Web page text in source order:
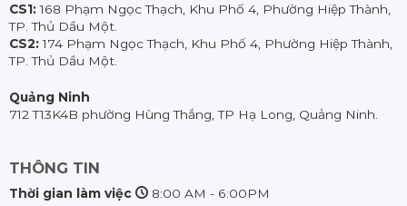
CS1:168 Phạm Ngọc Thạch, Khu Phố 4, Phường Hiệp Thành,
TP. Thủ Dầu Một.
CS2:174 Phạm Ngọc Thạch, Khu Phố 4, Phường Hiệp Thành,
TP. Thủ Dầu Một.
Quảng Ninh
712 T13K4B phường Hùng Thắng, TP Hạ Long, Quảng Ninh.
THÔNG TIN
Thời gian làm việc 8:00 AM - 6:00PM